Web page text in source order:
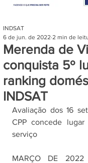
Merenda de
conquista 5º
ranking
INDSAT
INDSAT
6 de jun. de 2022 2 min de
Avaliação dos 16
CPP concede
serviço
MARÇO DE